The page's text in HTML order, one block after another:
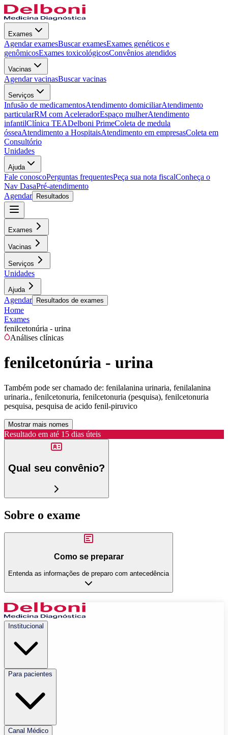
Exames
Agendar examesBuscar examesExames genéticos e
genômicosExames toxicológicosConvênios atendidos
Vacinas
Agendar vacinasBuscar vacinas
Serviços
Infusão de medicamentosAtendimento domiciliarAtendimento
particularRM com AceleradorEspaço mulherAtendimento
infantilClínica TEADelboni PrimeColeta de medula
ósseaAtendimento a HospitaisAtendimento em empresasColeta em
Consultório
Unidades
Ajuda
Fale conoscoPerguntas frequentesPeça sua nota fiscalConheça o
Nav DasaPré-atendimento
Agendar
Resultados
Exames
Vacinas
Serviços
Unidades
Ajuda
Agendar Resultados de exames
Home
Exames
fenilcetonúria - urina
Análises clínicas
fenilcetonúria - urina
Também pode ser chamado de: fenilalanina urinaria, fenilalanina
urinaria., fenilcetonuria, fenilcetonuria (pesquisa), fenilcetonuria
pesquisa, pesquisa de acido fenil-piruvico
Mostrar mais nomes
Resultado em até 15 dias úteis
Qual seu convênio?
Sobre o exame
Como se preparar
Entenda as informações de preparo com antecedência
Institucional
Para pacientes
Canal Médico